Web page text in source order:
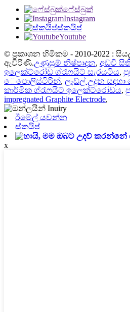
ෆේස්බුක්
Instagram
ස්කයිප්
Youtube
© ප්‍රකාශන හිමිකම - 2010-2022 :
ඇවිරිණි.උණුසුම් නිෂ්පාදන, අඩවි
ඉලෙක්ට්රෝඩ ග්රැෆයිට් සැරයටිය,
ෙපොලිස්ටිරින්, ලෑඩ්ල් උදුන
කාර්මික ග්රැෆයිට් ඉලෙක්ට්රෝඩය,
impregnated Graphite Electrode,
ඊමේල් යවන්න
ස්කයිප්
x